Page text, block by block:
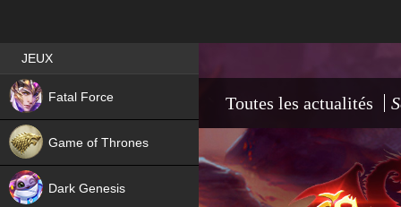
Toutes les actualités
Best RPG games in France
JEUX
Fatal Force
NEW
Game of Thrones
Dark Genesis